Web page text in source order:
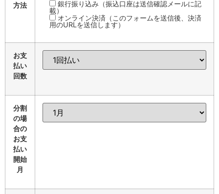
方法
銀行振り込み（振込口座は送信確認メールに記
載）
オンライン決済（このフォームを送信後、決済
用のURLを送信します）
お支
払い
回数
分割
の場
合の
お支
払い
開始
月